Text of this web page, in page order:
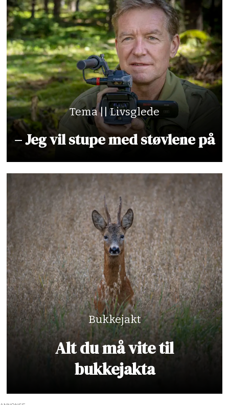
Tema || Livsglede
– Jeg vil stupe med støvlene på
Bukkejakt
Alt du må vite til
bukkejakta